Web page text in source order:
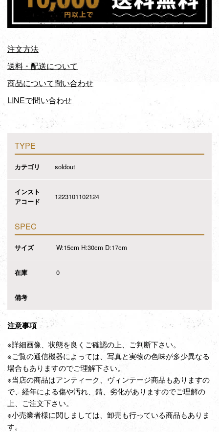
注文方法
送料・配送について
商品について問い合わせ
LINEで問い合わせ
TYPE
カテゴリ soldout
インスト
アコード
1223101102124
SPEC
サイズ W:15cm H:30cm D:17cm
在庫 0
備考
注意事項
※詳細画像、状態を良くご確認の上、ご判断下さい。
※ご覧の通信機器によっては、写真と実物の色味が多少異なる
場合もありますのでご理解下さい。
※当店の商品はアンティーク、ヴィンテージ商品もありますの
で、経年による傷や汚れ、錆、劣化がありますのでご理解の
上、ご注文下さい。
※小売業者様に関しましては、卸売も行っている商品もありま
す。